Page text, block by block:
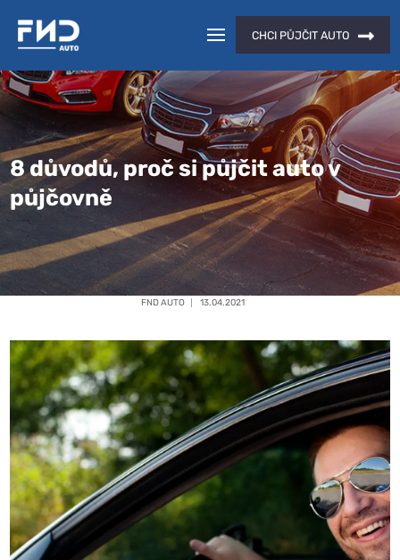
CHCI PŮJČIT AUTO
8 důvodů, proč si půjčit auto v
půjčovně
FND AUTO 13.04.2021